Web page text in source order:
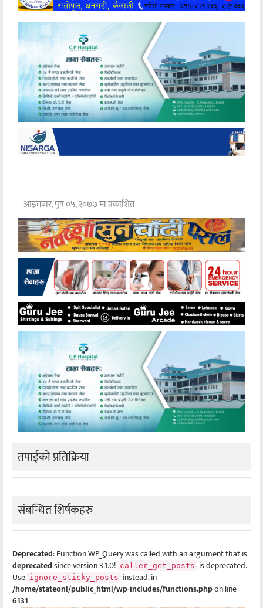
मनोरञ्जन
अन्य
आइतबार, पुष ०५, २०७७ मा प्रकाशित
तपाईको प्रतिक्रिया
संबन्धित शिर्षकहरु
Deprecated: Function WP_Query was called with an argument that is
deprecatedsince version 3.1.0! caller_get_posts is deprecated.
Use ignore_sticky_posts instead. in
/home/stateonl/public_html/wp-includes/functions.phpon line
6131